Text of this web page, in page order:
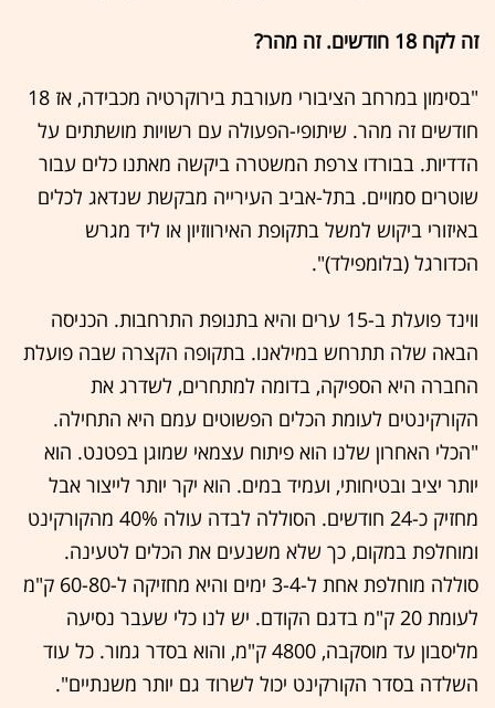
זה לקח 18 חודשים. זה מהר?
"בסימון במרחב הציבורי מעורבת בירוקרטיה מכבידה, אז 18
חודשים זה מהר. שיתופי-הפעולה עם רשויות מושתתים על
הדדיות. בבורדו צרפת המשטרה ביקשה מאתנו כלים עבור
שוטרים סמויים. בתל-אביב העירייה מבקשת שנדאג לכלים
באיזורי ביקוש למשל בתקופת האירווזיון או ליד מגרש
הכדורגל (בלומפילד)".
ווינד פועלת ב-15 ערים והיא בתנופת התרחבות. הכניסה
הבאה שלה תתרחש במילאנו. בתקופה הקצרה שבה פועלת
החברה היא הספיקה, בדומה למתחרים, לשדרג את
הקורקינטים לעומת הכלים הפשוטים עמם היא התחילה.
"הכלי האחרון שלנו הוא פיתוח עצמאי שמוגן בפטנט. הוא
יותר יציב ובטיחותי, ועמיד במים. הוא יקר יותר לייצור אבל
מחזיק כ-24 חודשים. הסוללה לבדה עולה 40% מהקורקינט
ומוחלפת במקום, כך שלא משנעים את הכלים לטעינה.
סוללה מוחלפת אחת ל-3-4 ימים והיא מחזיקה ל-60-80 ק"מ
לעומת 20 ק"מ בדגם הקודם. יש לנו כלי שעבר נסיעה
מליסבון עד מוסקבה, 4800 ק"מ, והוא בסדר גמור. כל עוד
השלדה בסדר הקורקינט יכול לשרוד גם יותר משנתיים".